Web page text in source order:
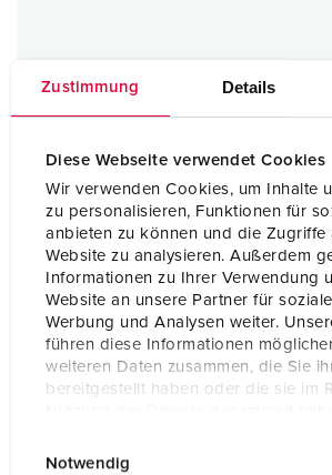
Zustimmung Details
Diese Webseite verwendet Cookies
Wir verwenden Cookies, um Inhalte
zu personalisieren, Funktionen für
anbieten zu können und die Zugriffe
Website zu analysieren. Außerdem
Informationen zu Ihrer Verwendung
Website an unsere Partner für
Werbung und Analysen weiter.
führen diese Informationen
weiteren Daten zusammen, die Sie
bereitgestellt haben oder die sie im
Notwendig
1 ARTICOLI